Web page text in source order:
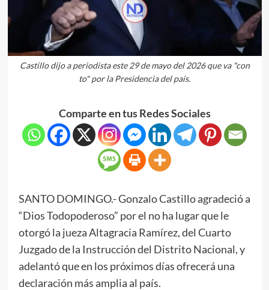
Castillo dijo a periodista este 29 de mayo del 2026 que va "con
to" por la Presidencia del país.
Comparte en tus Redes Sociales
SANTO DOMINGO.- Gonzalo Castillo agradeció a
“Dios Todopoderoso” por el no ha lugar que le
otorgó la jueza Altagracia Ramírez, del Cuarto
Juzgado de la Instrucción del Distrito Nacional, y
adelantó que en los próximos días ofrecerá una
declaración más amplia al país.